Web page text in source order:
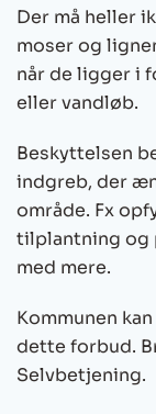
Der må heller
moser og
når de ligger i
eller vandløb.
Beskyttelsen
indgreb, der
område. Fx
tilplantning og
med mere.
Kommunen
dette forbud.
Selvbetjening.